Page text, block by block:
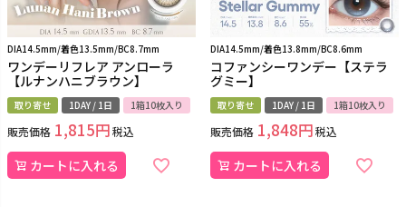
DIA14.5mm/着色13.5mm/BC8.7mm
ワンデーリフレア アンローラ
【ルナンハニブラウン】
取り寄せ 1DAY / 1日 1箱10枚入り
販売価格 1,815 税込
カートに入れる
DIA14.5mm/着色13.8mm/BC8.6mm
コファンシーワンデー【ステラ
グミー】
取り寄せ 1DAY / 1日 1箱10枚入り
販売価格 1,848 税込
カートに入れる